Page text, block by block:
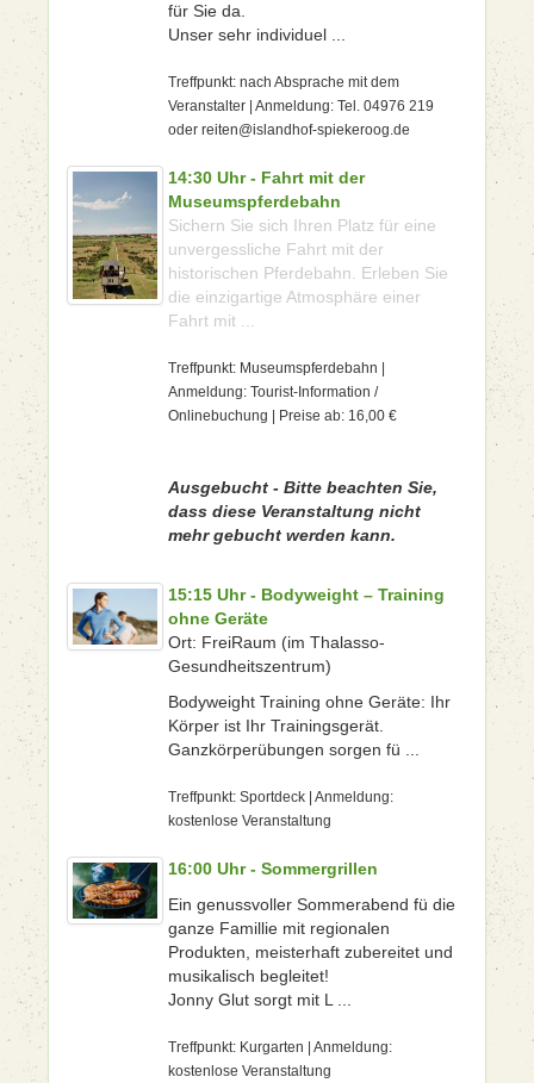
für Sie da.
Unser sehr individuel ...
Treffpunkt: nach Absprache mit dem
Veranstalter | Anmeldung: Tel. 04976 219
oder reiten@islandhof-spiekeroog.de
14:30 Uhr - Fahrt mit der
Museumspferdebahn
Sichern Sie sich Ihren Platz für eine
unvergessliche Fahrt mit der
historischen Pferdebahn. Erleben Sie
die einzigartige Atmosphäre einer
Fahrt mit ...
Treffpunkt: Museumspferdebahn |
Anmeldung: Tourist-Information /
Onlinebuchung | Preise ab: 16,00 €
Ausgebucht - Bitte beachten Sie,
dass diese Veranstaltung nicht
mehr gebucht werden kann.
15:15 Uhr - Bodyweight – Training
ohne Geräte
Ort: FreiRaum (im Thalasso-
Gesundheitszentrum)
Bodyweight Training ohne Geräte: Ihr
Körper ist Ihr Trainingsgerät.
Ganzkörperübungen sorgen fü ...
Treffpunkt: Sportdeck | Anmeldung:
kostenlose Veranstaltung
16:00 Uhr - Sommergrillen
Ein genussvoller Sommerabend fü die
ganze Famillie mit regionalen
Produkten, meisterhaft zubereitet und
musikalisch begleitet!
Jonny Glut sorgt mit L ...
Treffpunkt: Kurgarten | Anmeldung:
kostenlose Veranstaltung